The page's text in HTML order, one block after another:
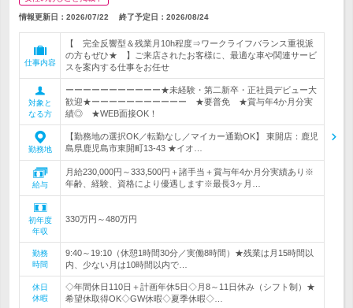
情報更新日：2026/07/22 終了予定日： 2026/08/24
仕事内容
【 完全反響型＆残業月10h程度⇒ワークライフバランス重視派
の方もぜひ★ 】ご来店されたお客様に、最適な車や関連サービ
スを案内する仕事をお任せ
対象と
なる方
ーーーーーーーーーーー★未経験・第二新卒・正社員デビュー大
歓迎★ーーーーーーーーーーー ★要普免 ★賞与年4か月分実
績◎ ★WEB面接OK！
勤務地
【勤務地の選択OK／転勤なし／マイカー通勤OK】 東開店：鹿児
島県鹿児島市東開町13-43 ★イオ…
給与
月給230,000円～333,500円＋諸手当＋賞与年4か月分実績あり※
年齢、経験、資格により優遇します※最長3ヶ月…
初年度
年収
330万円～480万円
勤務
時間
9:40～19:10（休憩1時間30分／実働8時間）★残業は月15時間以
内、少ない月は10時間以内で…
休日
休暇
◇年間休日110日＋計画年休5日◇月8～11日休み（シフト制）★
希望休取得OK◇GW休暇◇夏季休暇◇…